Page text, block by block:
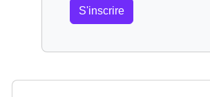
S'inscrire